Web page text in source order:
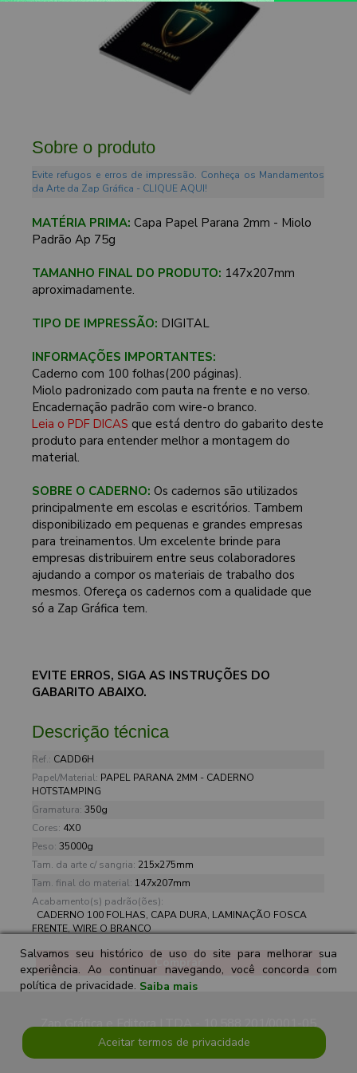
Sobre o produto
Evite refugos e erros de impressão. Conheça os Mandamentos
da Arte da Zap Gráfica - CLIQUE AQUI!
MATÉRIA PRIMA: Capa Papel Parana 2mm - Miolo
Padrão Ap 75g
TAMANHO FINAL DO PRODUTO: 147x207mm
aproximadamente.
TIPO DE IMPRESSÃO: DIGITAL
INFORMAÇÕES IMPORTANTES:
Caderno com 100 folhas(200 páginas).
Miolo padronizado com pauta na frente e no verso.
Encadernação padrão com wire-o branco.
Leia o PDF DICAS que está dentro do gabarito deste
produto para entender melhor a montagem do
material.
SOBRE O CADERNO: Os cadernos são utilizados
principalmente em escolas e escritórios. Tambem
disponibilizado em pequenas e grandes empresas
para treinamentos. Um excelente brinde para
empresas distribuirem entre seus colaboradores
ajudando a compor os materiais de trabalho dos
mesmos. Ofereça os cadernos com a qualidade que
só a Zap Gráfica tem.
EVITE ERROS, SIGA AS INSTRUÇÕES DO
GABARITO ABAIXO.
Descrição técnica
Ref.: CADD6H
Papel/Material: PAPEL PARANA 2MM - CADERNO
HOTSTAMPING
Gramatura: 350g
Cores: 4X0
Peso: 35000g
Tam. da arte c/ sangria: 215x275mm
Tam. final do material: 147x207mm
Acabamento(s) padrão(ões):
CADERNO 100 FOLHAS, CAPA DURA, LAMINAÇÃO FOSCA
FRENTE, WIRE O BRANCO
Comprar
Zap Gráfica e Editora LTDA - 10.588.201/0001-05
Salvamos seu histórico de uso do site para melhorar sua
experiência. Ao continuar navegando, você concorda com
política de privacidade. Saiba mais
Aceitar termos de privacidade